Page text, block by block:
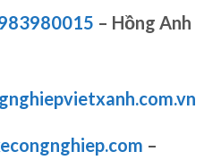
– Hồng Anh
–